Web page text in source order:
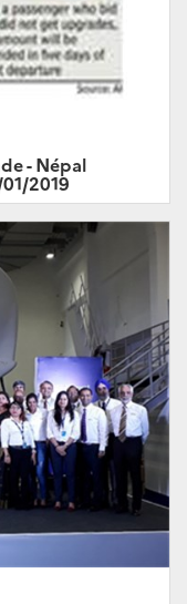
- Népal
2019